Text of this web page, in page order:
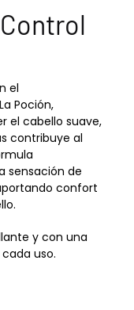
el
Poción,
el cabello suave,
contribuye al
sensación de
confort
y con una
uso.